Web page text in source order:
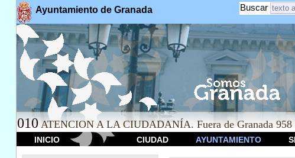
Ayuntamiento de Granada Buscar
010 ATENCION A LA CIUDADANÍA. Fuera de Granada 958
INICIO CIUDAD AYUNTAMIENTO